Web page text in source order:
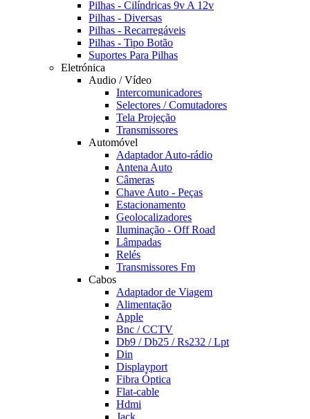
Pilhas - Cilíndricas 9v A 12v
Pilhas - Diversas
Pilhas - Recarregáveis
Pilhas - Tipo Botão
Suportes Para Pilhas
Eletrónica
Audio / Vídeo
Intercomunicadores
Selectores / Comutadores
Tela Projeção
Transmissores
Automóvel
Adaptador Auto-rádio
Antena Auto
Câmeras
Chave Auto - Peças
Estacionamento
Geolocalizadores
Iluminação - Off Road
Lâmpadas
Relés
Transmissores Fm
Cabos
Adaptador de Viagem
Alimentação
Apple
Bnc / CCTV
Db9 / Db25 / Rs232 / Lpt
Din
Displayport
Fibra Óptica
Flat-cable
Hdmi
Jack